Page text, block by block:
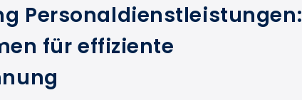
Personaldienstleistungen:
für effiziente